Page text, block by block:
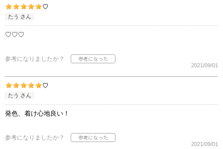
♡
たう さん
♡♡♡
参考になりましたか？
2021/09/01
♡
たう さん
発色、着け心地良い！
参考になりましたか？
2021/09/01